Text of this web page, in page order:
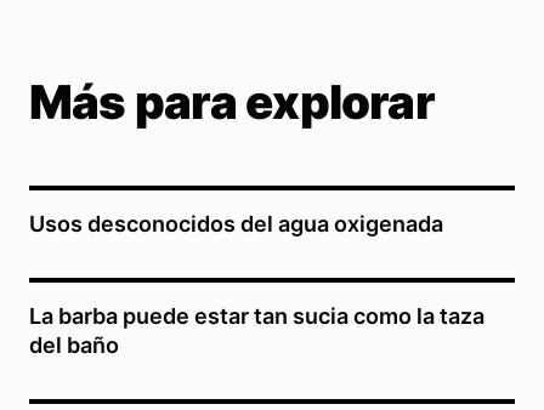
Más para explorar
Usos desconocidos del agua oxigenada
La barba puede estar tan sucia como la taza
del baño